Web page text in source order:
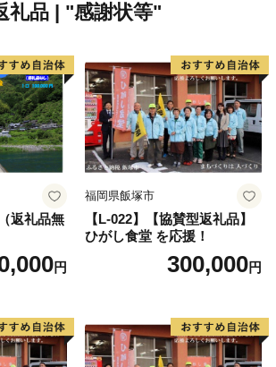
礼品 | "感謝状等"
返礼品無
円
福岡県飯塚市
【L-022】【協賛型返礼品】
ひがし食堂 を応援！
300,000円